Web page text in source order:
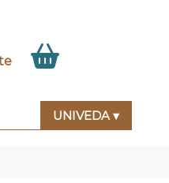
UNIVEDA ▾